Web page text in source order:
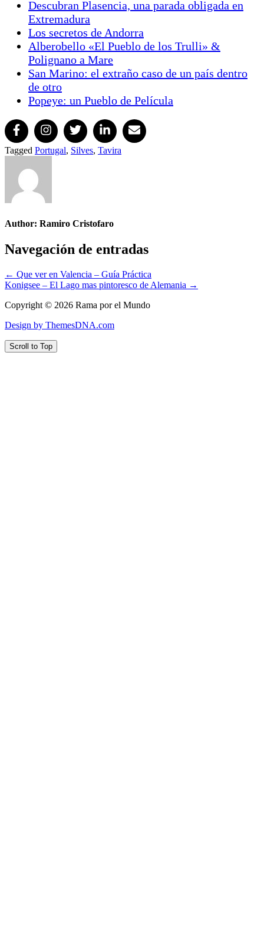
Descubran Plasencia, una parada obligada en
Extremadura
Los secretos de Andorra
Alberobello «El Pueblo de los Trulli» &
Polignano a Mare
San Marino: el extraño caso de un país dentro
de otro
Popeye: un Pueblo de Película
Tagged Portugal, Silves, Tavira
Author: Ramiro Cristofaro
Navegación de entradas
← Que ver en Valencia – Guía Práctica
Konigsee – El Lago mas pintoresco de Alemania →
Copyright © 2026 Rama por el Mundo
Design by ThemesDNA.com
Scroll to Top